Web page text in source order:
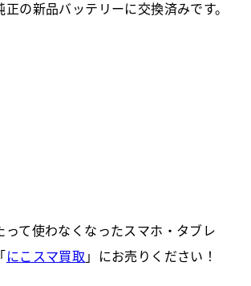
正の新品バッテリーに交換済みです。
って使わなくなったスマホ・タブレ
にこスマ買取 」にお売りください！